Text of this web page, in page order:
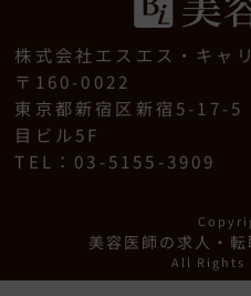
株式会社エスエス・キャ
〒160-0022
東京都新宿区新宿5-17-5
目ビル5F
TEL：03-5155-3909
美容医師の求人・
All Rights